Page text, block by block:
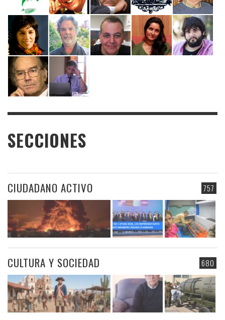
SECCIONES
757
CIUDADANO ACTIVO
680
CULTURA Y SOCIEDAD